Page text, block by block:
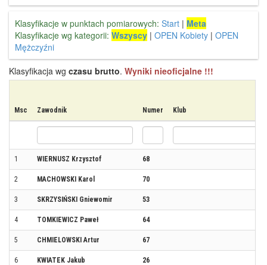
Klasyfikacje w punktach pomiarowych: Start | Meta
Klasyfikacje wg kategorii: Wszyscy | OPEN Kobiety | OPEN
Mężczyźni
Klasyfikacja wg czasu brutto. Wyniki nieoficjalne !!!
Msc Zawodnik Numer Klub
1 WIERNUSZ Krzysztof 68
2 MACHOWSKI Karol 70
3 SKRZYSIŃSKI Gniewomir 53
4 TOMKIEWICZ Paweł 64
5 CHMIELOWSKI Artur 67
6 KWIATEK Jakub 26